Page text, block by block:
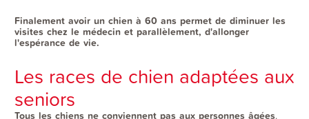
Finalement avoir un chien à 60 ans permet de diminuer les
visites chez le médecin et parallèlement, d'allonger
l'espérance de vie.
Les races de chien adaptées aux
seniors
Tous les chiens ne conviennent pas aux personnes âgées.